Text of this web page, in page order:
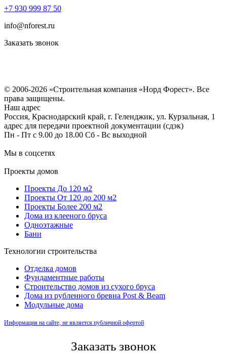
+7 930 999 87 50
info@nforest.ru
Заказать звонок
© 2006-2026 «Строительная компания «Норд Форест». Все
права защищены.
Наш адрес
Россия, Краснодарский край, г. Геленджик, ул. Курзальная, 1
адрес для передачи проектной документации (сдэк)
Пн - Пт с 9.00 до 18.00 Сб - Вс выходной
Мы в соцсетях
Проекты домов
Проекты До 120 м2
Проекты От 120 до 200 м2
Проекты Более 200 м2
Дома из клееного бруса
Одноэтажные
Бани
Технологии строительства
Отделка домов
Фундаментные работы
Строительство домов из сухого бруса
Дома из рубленного бревна Post & Beam
Модульные дома
Информация на сайте, не является публичной офертой
Заказать звонок